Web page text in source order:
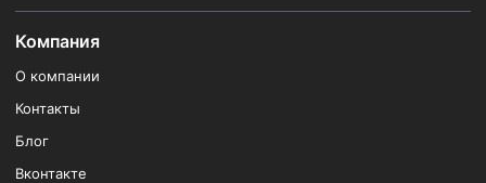
Компания
О компании
Контакты
Блог
Вконтакте